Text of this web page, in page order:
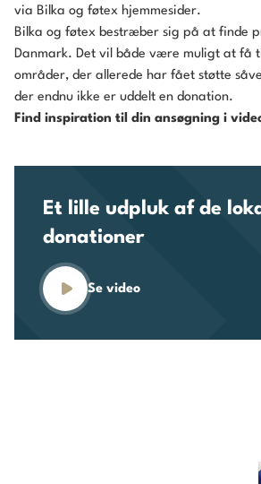
føtex:1. august 2026
Bemærk, at disse datoer er
deadlines
for at indsende
Potentielle ansøgere bør derfor
projektet kan nå at blive
via Bilka og føtex hjemmesider.
Bilka og føtex bestræber sig på at finde
Danmark. Det vil både være muligt at få
områder, der allerede har fået støtte
der endnu ikke er uddelt en donation.
Find inspiration til din ansøgning i
Et lille udpluk af de
donationer
Se video